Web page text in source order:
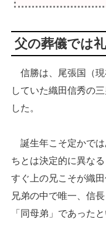
父の葬儀では
信勝は、尾張国（現
していた織田信秀の
した。
誕生年こそ定かでは
ちとは決定的に異な
すぐ上の兄こそが織
兄弟の中で唯一、信
「同母弟」であった